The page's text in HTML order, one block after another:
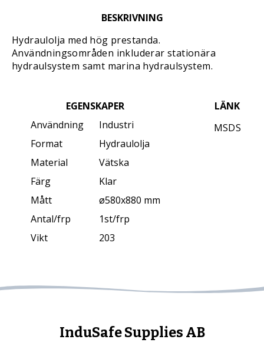
BESKRIVNING
Hydraulolja med hög prestanda.
Användningsområden inkluderar stationära
hydraulsystem samt marina hydraulsystem.
EGENSKAPER
Användning
Industri
Format
Hydraulolja
Material
Vätska
Färg
Klar
Mått
ø580x880 mm
Antal/frp
1st/frp
Vikt
203
LÄNK
MSDS
InduSafe Supplies AB